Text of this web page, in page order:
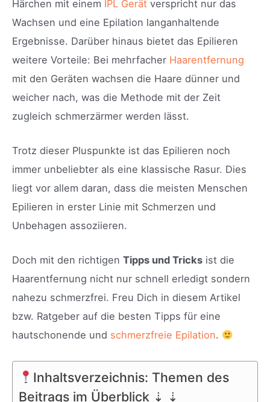
Härchen mit einem IPL Gerät verspricht nur das
Wachsen und eine Epilation langanhaltende
Ergebnisse. Darüber hinaus bietet das Epilieren
weitere Vorteile: Bei mehrfacher Haarentfernung
mit den Geräten wachsen die Haare dünner und
weicher nach, was die Methode mit der Zeit
zugleich schmerzärmer werden lässt.
Trotz dieser Pluspunkte ist das Epilieren noch
immer unbeliebter als eine klassische Rasur. Dies
liegt vor allem daran, dass die meisten Menschen
Epilieren in erster Linie mit Schmerzen und
Unbehagen assoziieren.
Doch mit den richtigen Tipps und Tricks ist die
Haarentfernung nicht nur schnell erledigt sondern
nahezu schmerzfrei. Freu Dich in diesem Artikel
bzw. Ratgeber auf die besten Tipps für eine
hautschonende und schmerzfreie Epilation.
Inhaltsverzeichnis: Themen des
Beitrags im Überblick ⇣ ⇣